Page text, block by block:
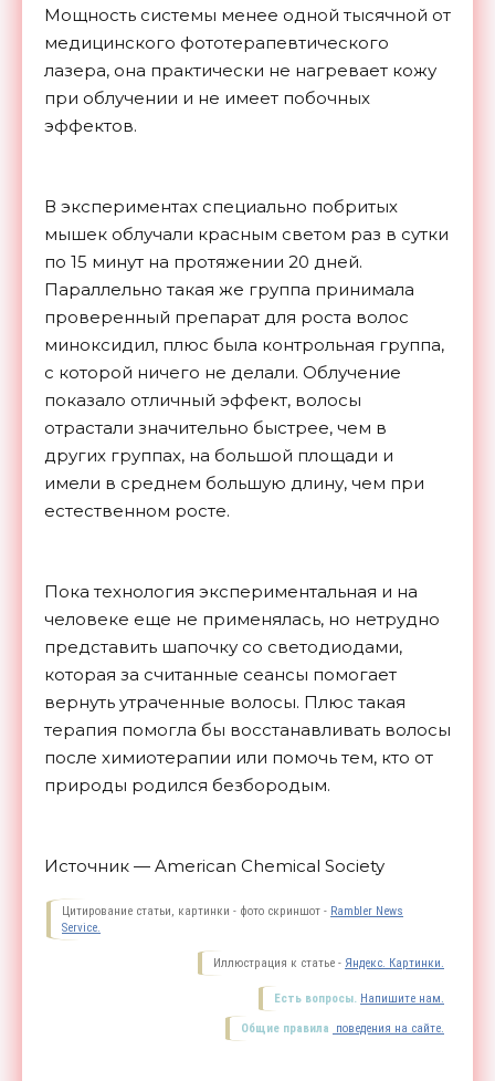
Мощность системы менее одной тысячной от
медицинского фототерапевтического
лазера, она практически не нагревает кожу
при облучении и не имеет побочных
эффектов.
В экспериментах специально побритых
мышек облучали красным светом раз в сутки
по 15 минут на протяжении 20 дней.
Параллельно такая же группа принимала
проверенный препарат для роста волос
миноксидил, плюс была контрольная группа,
с которой ничего не делали. Облучение
показало отличный эффект, волосы
отрастали значительно быстрее, чем в
других группах, на большой площади и
имели в среднем большую длину, чем при
естественном росте.
Пока технология экспериментальная и на
человеке еще не применялась, но нетрудно
представить шапочку со светодиодами,
которая за считанные сеансы помогает
вернуть утраченные волосы. Плюс такая
терапия помогла бы восстанавливать волосы
после химиотерапии или помочь тем, кто от
природы родился безбородым.
Источник — American Chemical Society
Цитирование статьи, картинки - фото скриншот - Rambler News
Service.
Иллюстрация к статье - Яндекс. Картинки.
Есть вопросы. Напишите нам.
Общие правила поведения на сайте.